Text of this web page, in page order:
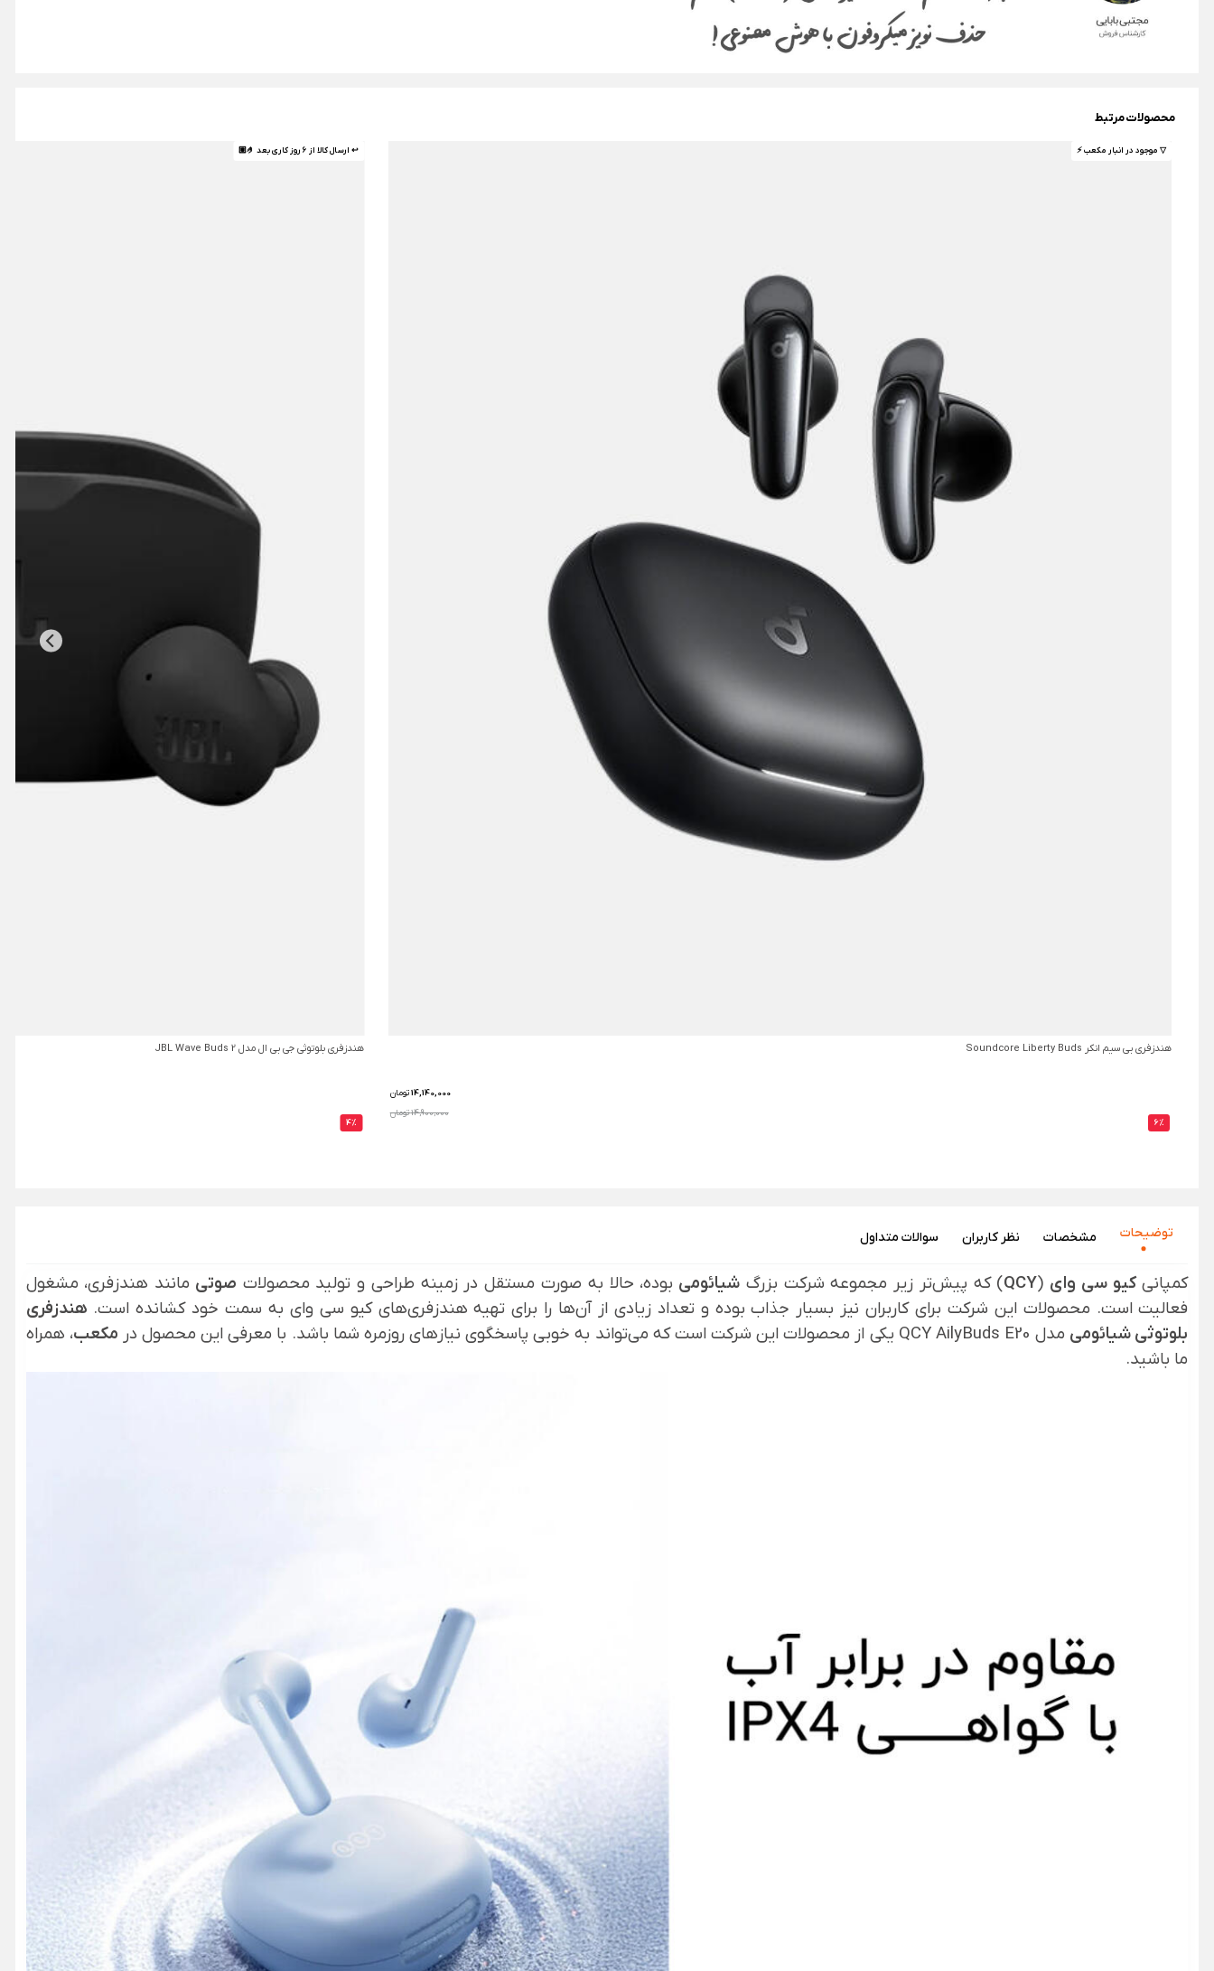
محصولات مرتبط
▽ موجود در انبار مکعب ⚡️
هندزفری بی سیم انکر Soundcore Liberty Buds
14,140,000تومان
14,900,000 تومان
6%
↩ ارسال کالا از 6 روز کاری بعد 🤌🏼
هندزفری بلوتوثی جی بی ال مدل JBL Wave Buds 2
4%
توضیحات مشخصات نظر‌ کاربران سوالات متداول
کمپانیکیو سی وای (
QCY) که پیش‌تر زیر مجموعه شرکت بزرگ شیائومی بوده، حالا به صورت مستقل در زمینه طراحی و تولید محصولات صوتی مانند هندزفری، مشغول
فعالیت است. محصولات این شرکت برای کاربران نیز بسیار جذاب بوده و تعداد زیادی از آن‌ها را برای تهیه هندزفری‌های کیو سی وای به سمت خود کشانده است. هندزفری
بلوتوثی شیائومی مدل QCY AilyBuds E20 یکی از محصولات این شرکت است که می‌تواند به خوبی پاسخگوی نیازهای روزمره شما باشد. با معرفی این محصول در مکعب، همراه
ما باشید.